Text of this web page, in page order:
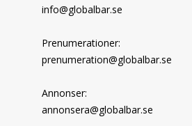
info@globalbar.se
Prenumerationer:
prenumeration@globalbar.se
Annonser:
annonsera@globalbar.se